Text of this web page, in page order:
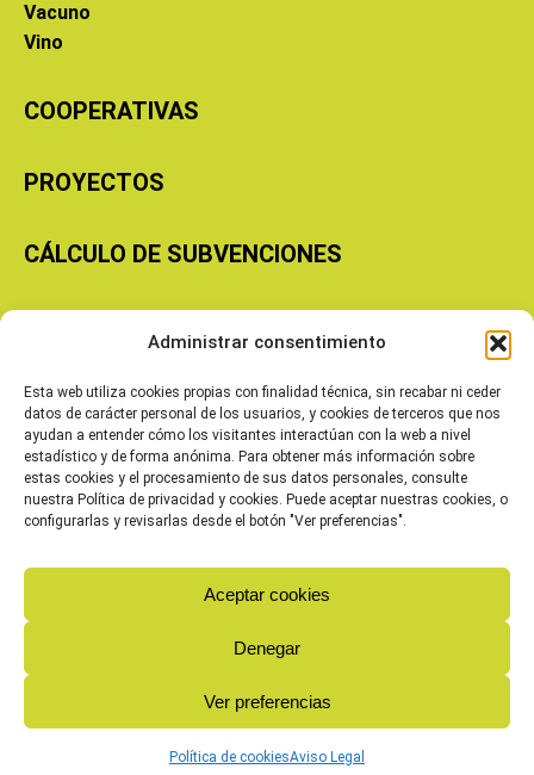
Administrar consentimiento
Esta web utiliza cookies propias con finalidad técnica, sin recabar ni ceder
datos de carácter personal de los usuarios, y cookies de terceros que nos
ayudan a entender cómo los visitantes interactúan con la web a nivel
estadístico y de forma anónima. Para obtener más información sobre
estas cookies y el procesamiento de sus datos personales, consulte
nuestra Política de privacidad y cookies. Puede aceptar nuestras cookies, o
configurarlas y revisarlas desde el botón "Ver preferencias".
Aceptar cookies
Denegar
Ver preferencias
Política de cookiesAviso Legal
Vacuno
Vino
COOPERATIVAS
PROYECTOS
CÁLCULO DE SUBVENCIONES